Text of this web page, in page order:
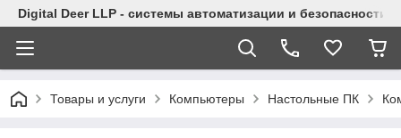
Digital Deer LLP - системы автоматизации и безопасности
Товары и услуги Компьютеры Настольные ПК